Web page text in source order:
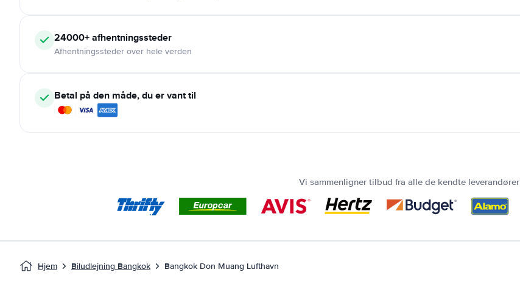
24000+afhentningssteder
Afhentningssteder over hele verden
Betal på den måde, du er vant til
Vi sammenligner tilbud fra alle de kendte leverandører
Hjem Biludlejning Bangkok Bangkok Don Muang Lufthavn